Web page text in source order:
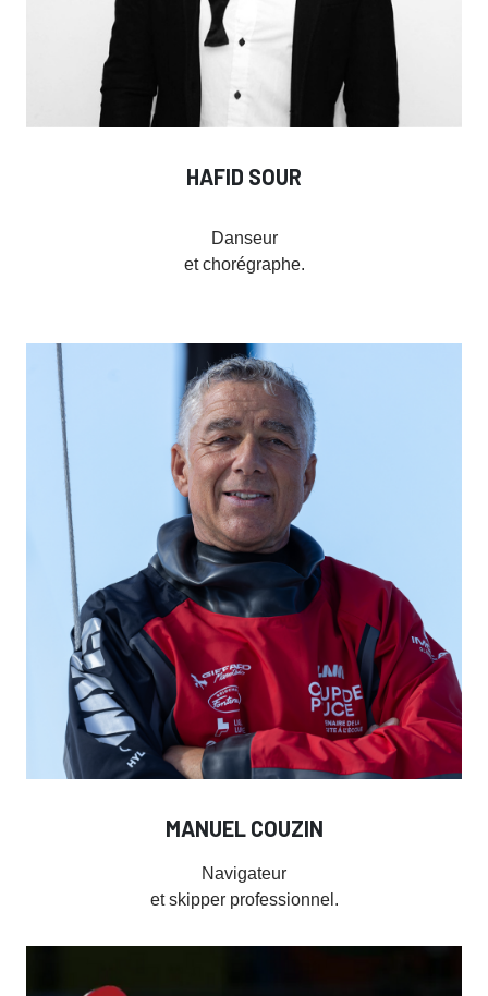
HAFID SOUR
Danseur
et chorégraphe.
MANUEL COUZIN
Navigateur
et skipper professionnel.